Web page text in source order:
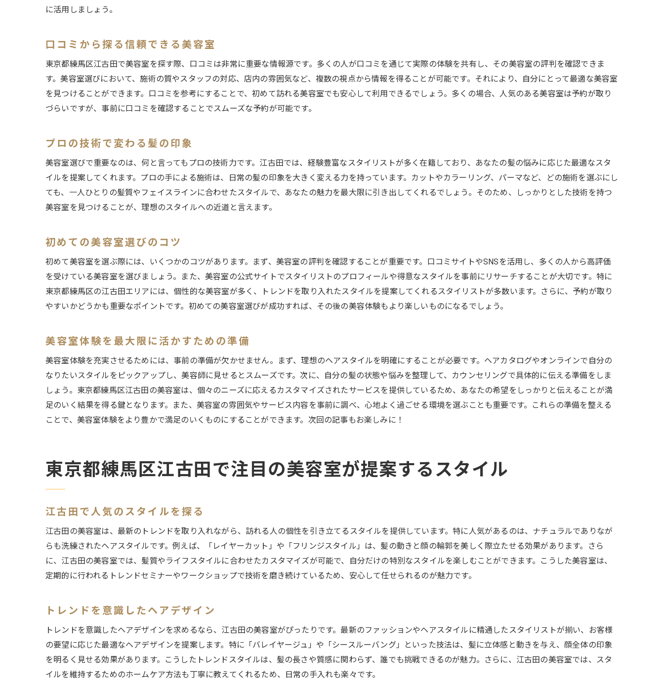
美容室での経験がもたらす人生の変化
最新トレンドを押さえた江古田の美容室選びのポイント
トレンドスタイルの見つけ方
デジタルメディアを活用した情報収集
個性とトレンドのバランスを取る方法
定期的なスタイル更新の重要性
江古田で見つける美容室で心地よい自分磨きを
美容室での癒しの時間を楽しむ
美容室でのセルフケアの提案
日常のストレスを解消するための施術
自分磨きのための継続的な通い方
東京都練馬区であなたにぴったりの美容室を探す方法
アクセスの良さと通いやすさ
予算に合った美容室選び
美容室のオンラインプレゼンスをチェック
初回訪問時に確認するポイント
パーソナライズされたサービスの魅力
美容室が提供するエクスクルーシブ体験
自分らしさを再確認する時間
に活用しましょう。
口コミから探る信頼できる美容室
東京都練馬区江古田で美容室を探す際、口コミは非常に重要な情報源です。多くの人が口コミを通じて実際の体験を共有し、その美容室の評判を確認できま
す。美容室選びにおいて、施術の質やスタッフの対応、店内の雰囲気など、複数の視点から情報を得ることが可能です。それにより、自分にとって最適な美容室
を見つけることができます。口コミを参考にすることで、初めて訪れる美容室でも安心して利用できるでしょう。多くの場合、人気のある美容室は予約が取り
づらいですが、事前に口コミを確認することでスムーズな予約が可能です。
プロの技術で変わる髪の印象
美容室選びで重要なのは、何と言ってもプロの技術力です。江古田では、経験豊富なスタイリストが多く在籍しており、あなたの髪の悩みに応じた最適なスタ
イルを提案してくれます。プロの手による施術は、日常の髪の印象を大きく変える力を持っています。カットやカラーリング、パーマなど、どの施術を選ぶにし
ても、一人ひとりの髪質やフェイスラインに合わせたスタイルで、あなたの魅力を最大限に引き出してくれるでしょう。そのため、しっかりとした技術を持つ
美容室を見つけることが、理想のスタイルへの近道と言えます。
初めての美容室選びのコツ
初めて美容室を選ぶ際には、いくつかのコツがあります。まず、美容室の評判を確認することが重要です。口コミサイトやSNSを活用し、多くの人から高評価
を受けている美容室を選びましょう。また、美容室の公式サイトでスタイリストのプロフィールや得意なスタイルを事前にリサーチすることが大切です。特に
東京都練馬区の江古田エリアには、個性的な美容室が多く、トレンドを取り入れたスタイルを提案してくれるスタイリストが多数います。さらに、予約が取り
やすいかどうかも重要なポイントです。初めての美容室選びが成功すれば、その後の美容体験もより楽しいものになるでしょう。
美容室体験を最大限に活かすための準備
美容室体験を充実させるためには、事前の準備が欠かせません。まず、理想のヘアスタイルを明確にすることが必要です。ヘアカタログやオンラインで自分の
なりたいスタイルをピックアップし、美容師に見せるとスムーズです。次に、自分の髪の状態や悩みを整理して、カウンセリングで具体的に伝える準備をしま
しょう。東京都練馬区江古田の美容室は、個々のニーズに応えるカスタマイズされたサービスを提供しているため、あなたの希望をしっかりと伝えることが満
足のいく結果を得る鍵となります。また、美容室の雰囲気やサービス内容を事前に調べ、心地よく過ごせる環境を選ぶことも重要です。これらの準備を整える
ことで、美容室体験をより豊かで満足のいくものにすることができます。次回の記事もお楽しみに！
東京都練馬区江古田で注目の美容室が提案するスタイル
江古田で人気のスタイルを探る
江古田の美容室は、最新のトレンドを取り入れながら、訪れる人の個性を引き立てるスタイルを提供しています。特に人気があるのは、ナチュラルでありなが
らも洗練されたヘアスタイルです。例えば、「レイヤーカット」や「フリンジスタイル」は、髪の動きと顔の輪郭を美しく際立たせる効果があります。さら
に、江古田の美容室では、髪質やライフスタイルに合わせたカスタマイズが可能で、自分だけの特別なスタイルを楽しむことができます。こうした美容室は、
定期的に行われるトレンドセミナーやワークショップで技術を磨き続けているため、安心して任せられるのが魅力です。
トレンドを意識したヘアデザイン
トレンドを意識したヘアデザインを求めるなら、江古田の美容室がぴったりです。最新のファッションやヘアスタイルに精通したスタイリストが揃い、お客様
の要望に応じた最適なヘアデザインを提案します。特に「バレイヤージュ」や「シースルーバング」といった技法は、髪に立体感と動きを与え、顔全体の印象
を明るく見せる効果があります。こうしたトレンドスタイルは、髪の長さや質感に関わらず、誰でも挑戦できるのが魅力。さらに、江古田の美容室では、スタ
イルを維持するためのホームケア方法も丁寧に教えてくれるため、日常の手入れも楽々です。